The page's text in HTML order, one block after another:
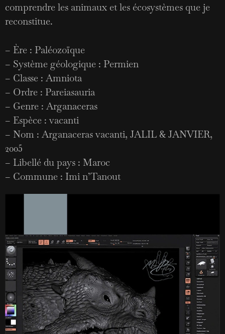
comprendre les animaux et les écosystèmes que je
reconstitue.
– Ère : Paléozoïque
– Système géologique : Permien
– Classe : Amniota
– Ordre : Pareiasauria
– Genre : Arganaceras
– Espèce : vacanti
– Nom : Arganaceras vacanti, JALIL & JANVIER,
2005
– Libellé du pays : Maroc
– Commune : Imi n’Tanout